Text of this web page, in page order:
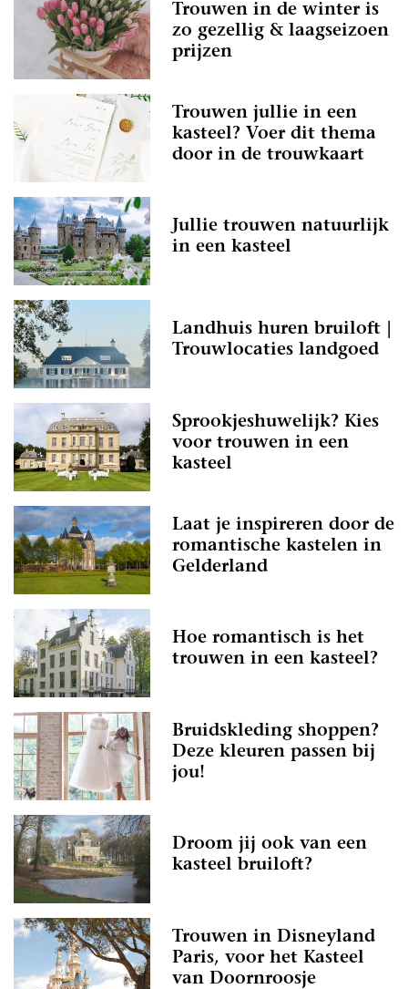
Trouwen in de winter is
zo gezellig & laagseizoen
prijzen
Trouwen jullie in een
kasteel? Voer dit thema
door in de trouwkaart
Jullie trouwen natuurlijk
in een kasteel
Landhuis huren bruiloft |
Trouwlocaties landgoed
Sprookjeshuwelijk? Kies
voor trouwen in een
kasteel
Laat je inspireren door de
romantische kastelen in
Gelderland
Hoe romantisch is het
trouwen in een kasteel?
Bruidskleding shoppen?
Deze kleuren passen bij
jou!
Droom jij ook van een
kasteel bruiloft?
Trouwen in Disneyland
Paris, voor het Kasteel
van Doornroosje